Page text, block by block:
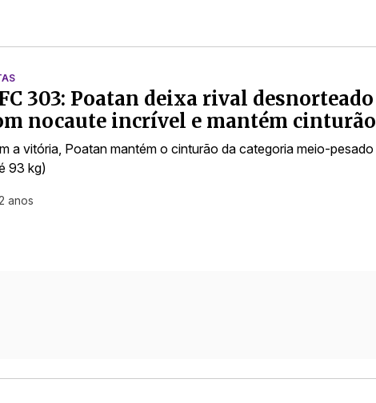
303: Poatan deixa rival desnorteado
nocaute incrível e mantém cinturão
a vitória, Poatan mantém o cinturão da categoria meio-pesado
93 kg)
anos